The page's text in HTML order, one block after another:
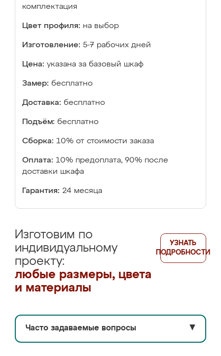
комплектация
Цвет профиля: на выбор
Изготовление: 5-7 рабочих дней
Цена: указана за базовый шкаф
Замер: бесплатно
Доставка: бесплатно
Подъём: бесплатно
Сборка: 10% от стоимости заказа
Оплата: 10% предоплата, 90% после
доставки шкафа
Гарантия: 24 месяца
Изготовим по
индивидуальному
проекту:
любые размеры, цвета
и материалы
УЗНАТЬ
ПОДРОБНОСТИ
Часто задаваемые вопросы ▼